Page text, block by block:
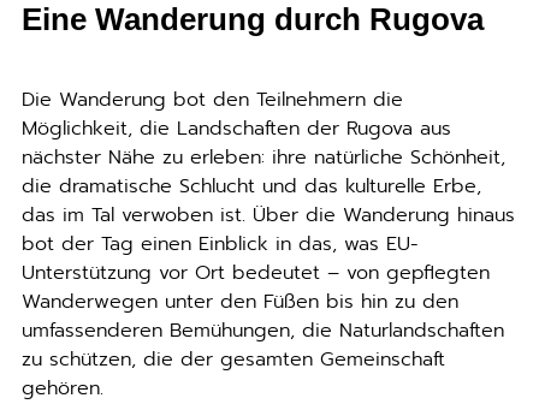
Eine Wanderung durch Rugova
Die Wanderung bot den Teilnehmern die
Möglichkeit, die Landschaften der Rugova aus
nächster Nähe zu erleben: ihre natürliche Schönheit,
die dramatische Schlucht und das kulturelle Erbe,
das im Tal verwoben ist. Über die Wanderung hinaus
bot der Tag einen Einblick in das, was EU-
Unterstützung vor Ort bedeutet – von gepflegten
Wanderwegen unter den Füßen bis hin zu den
umfassenderen Bemühungen, die Naturlandschaften
zu schützen, die der gesamten Gemeinschaft
gehören.